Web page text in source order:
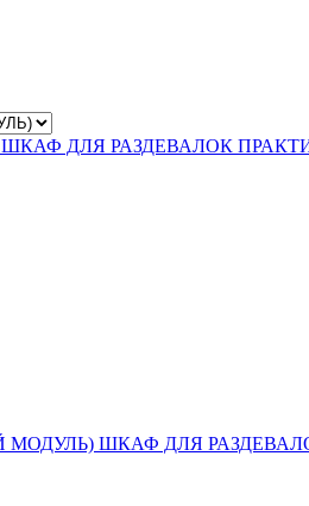
ШКАФ ДЛЯ РАЗДЕВАЛОК
ШКАФ ДЛЯ